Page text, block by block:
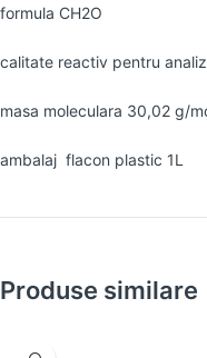
formula CH2O
calitate reactiv pentru
masa moleculara 30,02 g/
ambalaj flacon plastic 1L
Produse similare